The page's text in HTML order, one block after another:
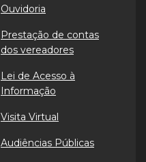
Ouvidoria
Prestação de contas
dos vereadores
Lei de Acesso à
Informação
Visita Virtual
Audiências Públicas